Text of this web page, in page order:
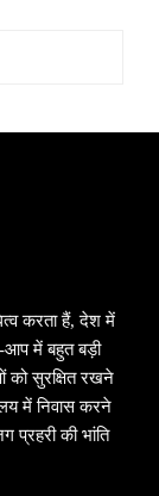
करता हैं, देश में
आप में बहुत बड़ी
को सुरक्षित रखने
में निवास करने
प्रहरी की भांति